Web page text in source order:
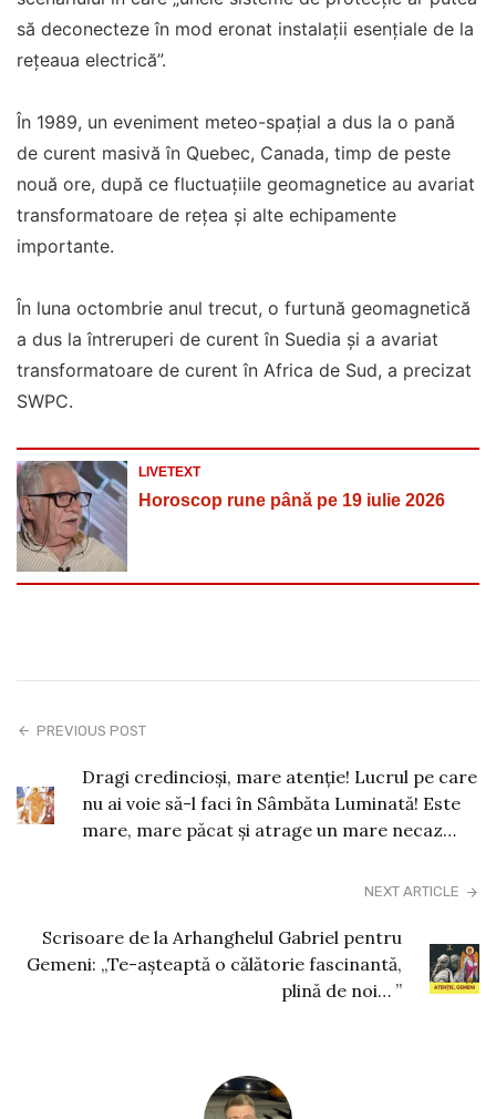
să deconecteze în mod eronat instalații esențiale de la
rețeaua electrică”.
În 1989, un eveniment meteo-spațial a dus la o pană
de curent masivă în Quebec, Canada, timp de peste
nouă ore, după ce fluctuațiile geomagnetice au avariat
transformatoare de rețea și alte echipamente
importante.
În luna octombrie anul trecut, o furtună geomagnetică
a dus la întreruperi de curent în Suedia și a avariat
transformatoare de curent în Africa de Sud, a precizat
SWPC.
LIVETEXT
Horoscop rune până pe 19 iulie 2026
PREVIOUS POST
Dragi credincioși, mare atenție! Lucrul pe care
nu ai voie să-l faci în Sâmbăta Luminată! Este
mare, mare păcat și atrage un mare necaz…
NEXT ARTICLE
Scrisoare de la Arhanghelul Gabriel pentru
Gemeni: „Te-așteaptă o călătorie fascinantă,
plină de noi… ”